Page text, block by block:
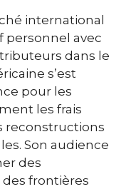
international
avec
dans le
s’est
pour les
les frais
reconstructions
Son audience
des
frontières